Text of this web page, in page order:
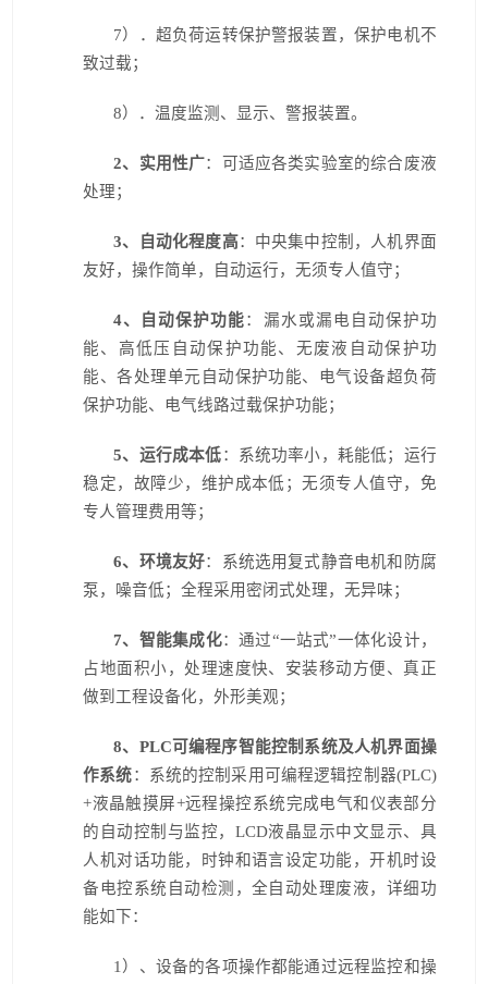
7）．超负荷运转保护警报装置，保护电机不
致过载；
8）．温度监测、显示、警报装置。
2、实用性广：可适应各类实验室的综合废液
处理；
3、自动化程度高：中央集中控制，人机界面
友好，操作简单，自动运行，无须专人值守；
4、自动保护功能：漏水或漏电自动保护功
能、高低压自动保护功能、无废液自动保护功
能、各处理单元自动保护功能、电气设备超负荷
保护功能、电气线路过载保护功能；
5、运行成本低：系统功率小，耗能低；运行
稳定，故障少，维护成本低；无须专人值守，免
专人管理费用等；
6、环境友好：系统选用复式静音电机和防腐
泵，噪音低；全程采用密闭式处理，无异味；
7、智能集成化：通过“一站式”一体化设计，
占地面积小，处理速度快、安装移动方便、真正
做到工程设备化，外形美观；
8、PLC可编程序智能控制系统及人机界面操
作系统：系统的控制采用可编程逻辑控制器(PLC)
+液晶触摸屏+远程操控系统完成电气和仪表部分
的自动控制与监控，LCD液晶显示中文显示、具
人机对话功能，时钟和语言设定功能，开机时设
备电控系统自动检测，全自动处理废液，详细功
能如下：
1 ）、设备的各项操作都能通过远程监控和操